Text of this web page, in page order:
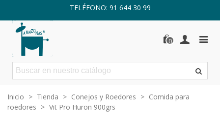
TELÉFONO: 91 644 30 99
0
Inicio > Tienda > Conejos y Roedores > Comida para
roedores > Vit Pro Huron 900grs